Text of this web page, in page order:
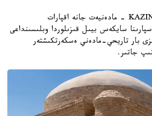
قىزىلوردا. KAZINFORM - مادەنيەت جانە اقپارات
سايكەس بيىل قىزىلوردا وبلىسىنداعى
بار تاريحي-مادەني ەسكەرتكىشتەر
جاتىر.